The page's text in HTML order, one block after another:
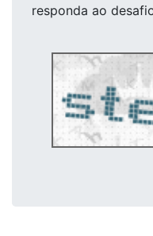
responda ao